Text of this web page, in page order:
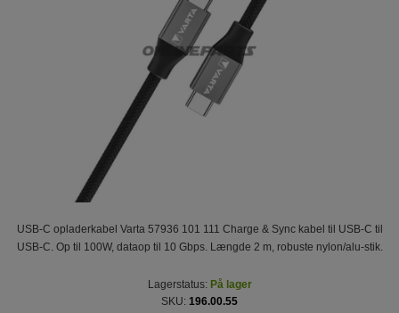
USB-C opladerkabel Varta 57936 101 111 Charge & Sync kabel til USB-C til
USB-C. Op til 100W, dataop til 10 Gbps. Længde 2 m, robuste nylon/alu-stik.
Lagerstatus: På lager
SKU: 196.00.55